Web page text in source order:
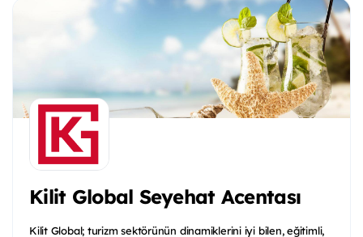
Kilit Global Seyehat Acentası
Kilit Global; turizm sektörünün dinamiklerini iyi bilen, eğitimli,